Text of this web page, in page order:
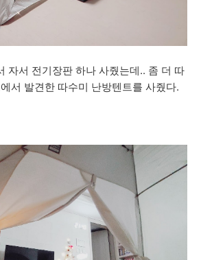
자서 전기장판 하나 사줬는데.. 좀 더 따
서 발견한 따수미 난방텐트를 사줬다.